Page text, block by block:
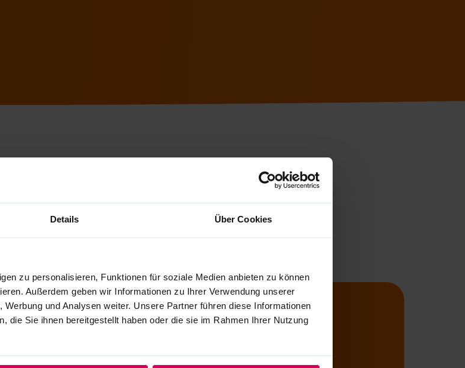
Details Über Cookies
zu personalisieren, Funktionen für soziale Medien anbieten zu können
Außerdem geben wir Informationen zu Ihrer Verwendung unserer
und Analysen weiter. Unsere Partner führen diese Informationen
die Sie ihnen bereitgestellt haben oder die sie im Rahmen Ihrer Nutzung